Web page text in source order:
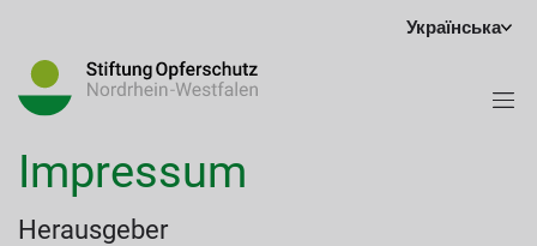
Українська
Impressum
Herausgeber